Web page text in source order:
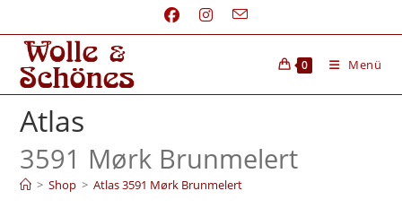
0 Menü
Atlas
3591 Mørk Brunmelert
> Shop > Atlas 3591 Mørk Brunmelert